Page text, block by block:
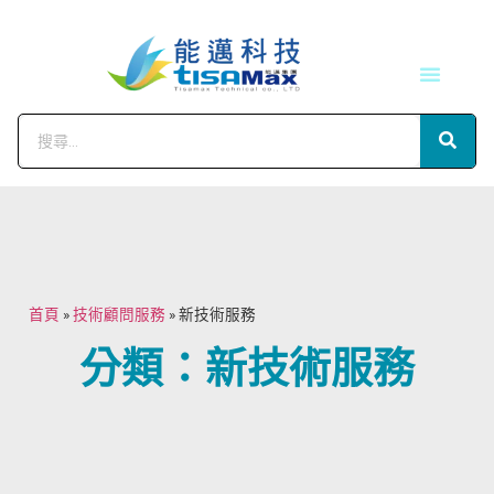
首頁 »技術顧問服務 »新技術服務
分類：新技術服務